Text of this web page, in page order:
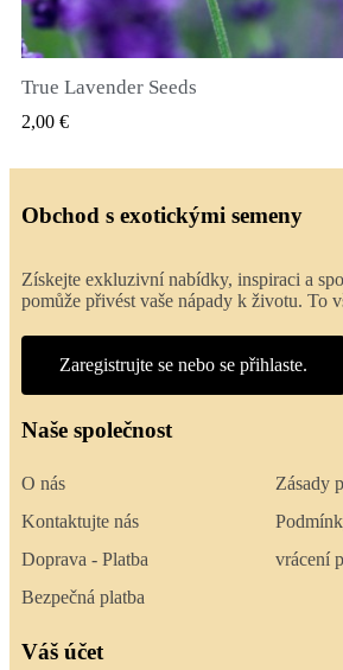
True Lavender Seeds
2,00 €
Obchod s exotickými semeny
Získejte exkluzivní nabídky, inspiraci a
pomůže přivést vaše nápady k životu. To
Zaregistrujte se nebo se přihlaste.
Naše společnost
O nás
Kontaktujte nás
Doprava - Platba
Bezpečná platba
Zásady
vrácení
Váš účet